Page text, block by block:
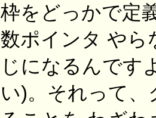
枠をどっかで定
数ポインタ やら
じになるんです
い)。それって